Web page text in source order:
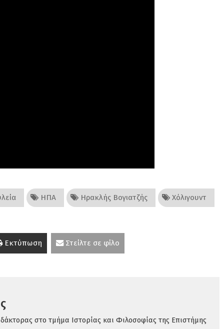
ΗΠΑ Ηρακλής Βογιατζής Χόλιγουντ
Εκτύπωση Στείλτε σε φίλο
στο τμήμα Ιστορίας και Φιλοσοφίας της Επιστήμης